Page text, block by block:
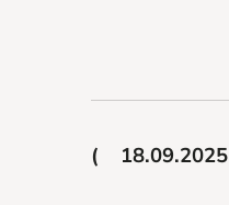
18.09.2025